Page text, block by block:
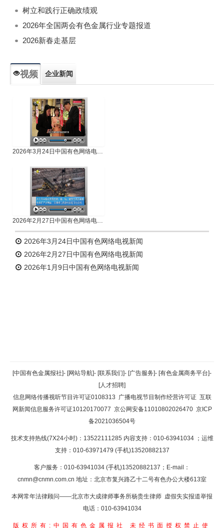
树立和践行正确政绩观
2026年全国两会有色金属行业专题报道
2026新春走基层
视频 企业新闻
2026年3月24日中国有色网络电视新闻
2026年2月27日中国有色网络电视新闻
2026年3月24日中国有色网络电视新闻
2026年2月27日中国有色网络电视新闻
2026年1月9日中国有色网络电视新闻
返回顶部
返回首页
[中国有色金属报社]- [网站导航]- [联系我们]- [广告服务]- [有色金属商务平台]-
[人才招聘]
信息网络传播视听节目许可证0108313 广播电视节目制作经营许可证 互联
网新闻信息服务许可证10120170077 京公网安备11010802026470 京ICP
备2021036504号
技术支持热线(7X24小时)：13522111285 内容支持：010-63941034 ；运维
支持：010-63971479 (手机)13520882137
客户服务：010-63941034 (手机)13520882137；E-mail：
cnmn@cnmn.com.cn 地址：北京市复兴路乙十二号有色办公大楼613室
本网常年法律顾问——北京市大成律师事务所杨贵生律师 虚假失实报道举报
电话：010-63941034
版权所有:中国有色金属报社 未经书面授权禁止使